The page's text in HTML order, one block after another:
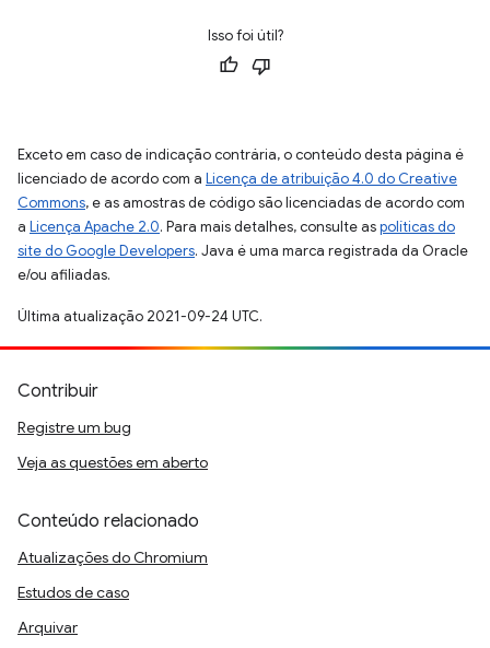
Isso foi útil?
Exceto em caso de indicação contrária, o conteúdo desta página é
licenciado de acordo com a Licença de atribuição 4.0 do Creative
Commons, e as amostras de código são licenciadas de acordo com
a Licença Apache 2.0. Para mais detalhes, consulte aspolíticas do
site do Google Developers. Java é uma marca registrada da Oracle
e/ou afiliadas.
Última atualização 2021-09-24 UTC.
Contribuir
Registre um bug
Veja as questões em aberto
Conteúdo relacionado
Atualizações do Chromium
Estudos de caso
Arquivar